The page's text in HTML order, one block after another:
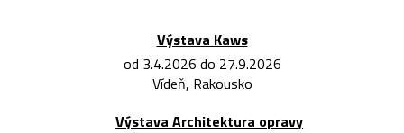
Výstava Kaws
od 3.4.2026 do 27.9.2026
Vídeň, Rakousko
Výstava Architektura opravy